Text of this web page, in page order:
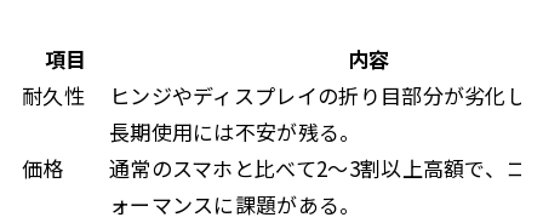
項目
内容
耐久性
ヒンジやディスプレイの折り目部分が劣化し
長期使用には不安が残る。
価格
通常のスマホと比べて2〜3割以上高額で、コ
ォーマンスに課題がある。